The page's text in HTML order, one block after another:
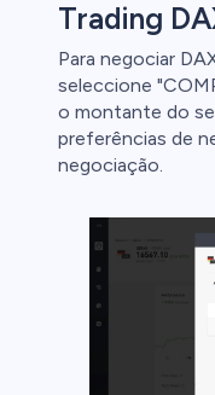
Trading
Para negociar
seleccione
o montante do
preferências de
negociação.